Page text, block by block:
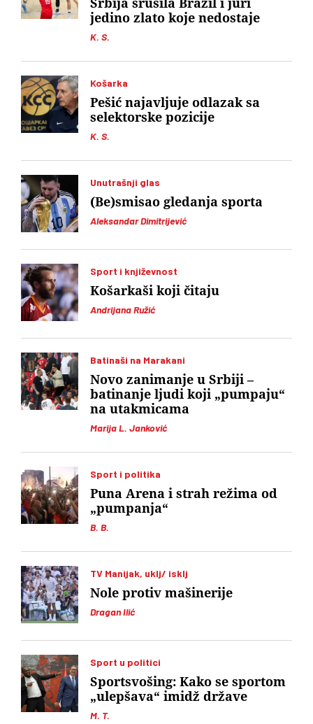
K. S.
Srbija srušila Brazil i juri
jedino zlato koje nedostaje
Košarka
K. S.
Pešić najavljuje odlazak sa
selektorske pozicije
Unutrašnji glas
Aleksandar Dimitrijević
(Be)smisao gledanja sporta
Sport i književnost
Andrijana Ružić
Košarkaši koji čitaju
Batinaši na Marakani
Marija L. Janković
Novo zanimanje u Srbiji –
batinanje ljudi koji „pumpaju“
na utakmicama
Sport i politika
B. B.
Puna Arena i strah režima od
„pumpanja“
TV Manijak, uklj/ isklj
Dragan Ilić
Nole protiv mašinerije
Sport u politici
M. T.
Sportsvošing: Kako se sportom
„ulepšava“ imidž države